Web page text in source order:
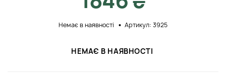
Немає в наявності Артикул: 3925
НЕМАЄ В НАЯВНОСТІ